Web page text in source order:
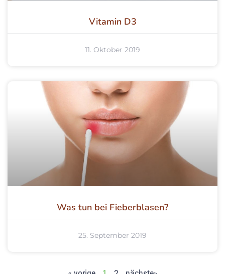
Vitamin D3
11. Oktober 2019
Was tun bei Fieberblasen?
25. September 2019